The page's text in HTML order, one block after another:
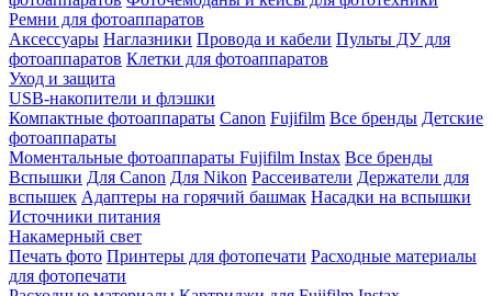
Ремни для фотоаппаратов
Аксессуары Наглазники Провода и кабели Пульты ДУ для
фотоаппаратов Клетки для фотоаппаратов
Уход и защита
USB-накопители и флэшки
Компактные фотоаппараты Canon Fujifilm Все бренды Детские
фотоаппараты
Моментальные фотоаппараты Fujifilm Instax Все бренды
Вспышки Для Canon Для Nikon Рассеиватели Держатели для
вспышек Адаптеры на горячий башмак Насадки на вспышки
Источники питания
Накамерный свет
Печать фото Принтеры для фотопечати Расходные материалы
для фотопечати